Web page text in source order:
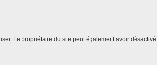
Le propriétaire du site peut également avoir désactivé